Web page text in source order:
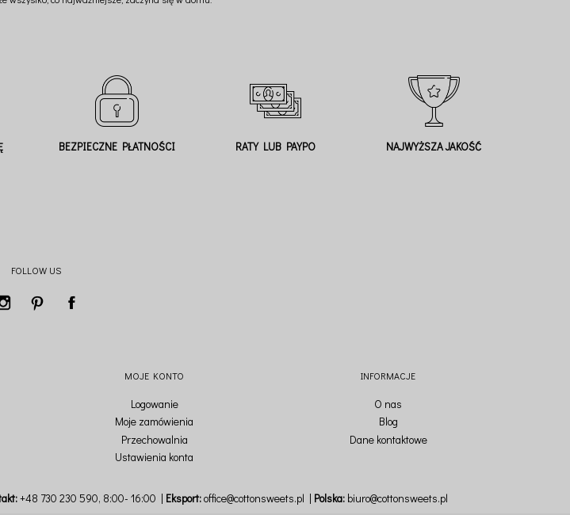
BEZPIECZNE PŁATNOŚCI RATY LUB PAYPO NAJWYŻSZA JAKOŚĆ
FOLLOW US
MOJE KONTO
Logowanie
Moje zamówienia
Przechowalnia
Ustawienia konta
INFORMACJE
O nas
Blog
Dane kontaktowe
+48 730 230 590, 8:00- 16:00 Eksport:office@cottonsweets.pl Polska: biuro@cottonsweets.pl